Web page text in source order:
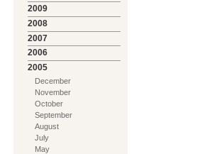
2009
2008
2007
2006
2005
December
November
October
September
August
July
May